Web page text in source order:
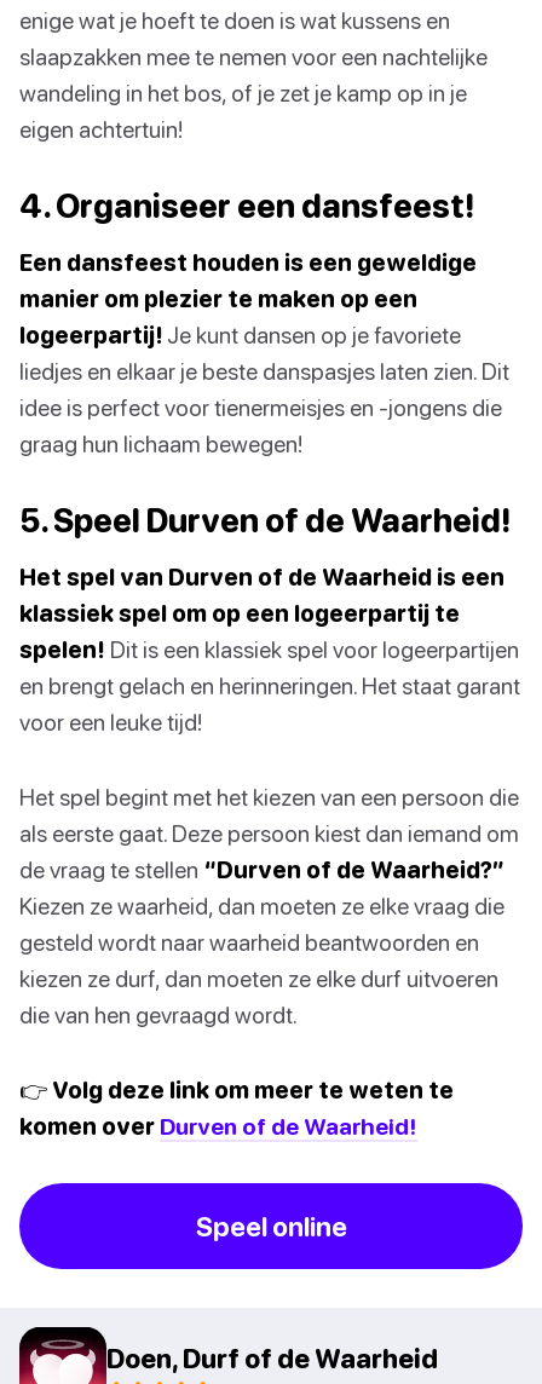
enige wat je hoeft te doen is wat kussens en
slaapzakken mee te nemen voor een nachtelijke
wandeling in het bos, of je zet je kamp op in je
eigen achtertuin!
4. Organiseer een dansfeest!
Een dansfeest houden is een geweldige
manier om plezier te maken op een
logeerpartij! Je kunt dansen op je favoriete
liedjes en elkaar je beste danspasjes laten zien. Dit
idee is perfect voor tienermeisjes en -jongens die
graag hun lichaam bewegen!
5. Speel Durven of de Waarheid!
Het spel van Durven of de Waarheid is een
klassiek spel om op een logeerpartij te
spelen! Dit is een klassiek spel voor logeerpartijen
en brengt gelach en herinneringen. Het staat garant
voor een leuke tijd!
Het spel begint met het kiezen van een persoon die
als eerste gaat. Deze persoon kiest dan iemand om
de vraag te stellen “Durven of de Waarheid?”
Kiezen ze waarheid, dan moeten ze elke vraag die
gesteld wordt naar waarheid beantwoorden en
kiezen ze durf, dan moeten ze elke durf uitvoeren
die van hen gevraagd wordt.
👉 Volg deze link om meer te weten te
komen over Durven of de Waarheid!
Speel online
Doen, Durf of de Waarheid